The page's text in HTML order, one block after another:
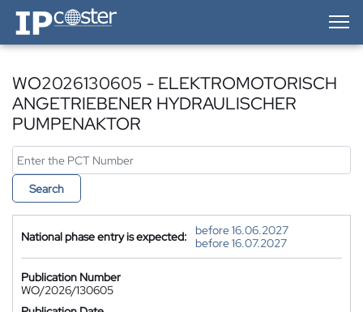
IP-Coster — Home
WO2026130605 - ELEKTROMOTORISCH
ANGETRIEBENER HYDRAULISCHER
PUMPENAKTOR
Search
National phase entry is expected:
before 16.06.2027
before 16.07.2027
Publication Number
WO/2026/130605